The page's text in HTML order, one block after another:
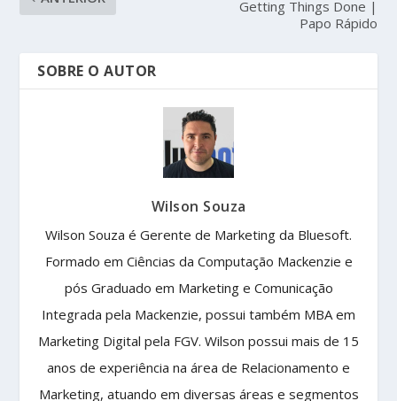
Getting Things Done |
Papo Rápido
SOBRE O AUTOR
Wilson Souza
Wilson Souza é Gerente de Marketing da Bluesoft.
Formado em Ciências da Computação Mackenzie e
pós Graduado em Marketing e Comunicação
Integrada pela Mackenzie, possui também MBA em
Marketing Digital pela FGV. Wilson possui mais de 15
anos de experiência na área de Relacionamento e
Marketing, atuando em diversas áreas e segmentos